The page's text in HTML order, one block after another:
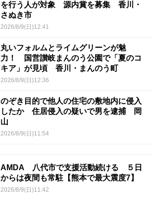
を行う人が対象 源内賞を募集 香川・
さぬき市
2026/8/9(日)12:41
丸いフォルムとライムグリーンが魅
力！ 国営讃岐まんのう公園で「夏のコ
キア」が見頃 香川・まんのう町
2026/8/9(日)12:36
のぞき目的で他人の住宅の敷地内に侵入
したか 住居侵入の疑いで男を逮捕 岡
山
2026/8/9(日)11:54
AMDA 八代市で支援活動続ける ５日
からは夜間も常駐【熊本で最大震度7】
2026/8/9(日)11:42